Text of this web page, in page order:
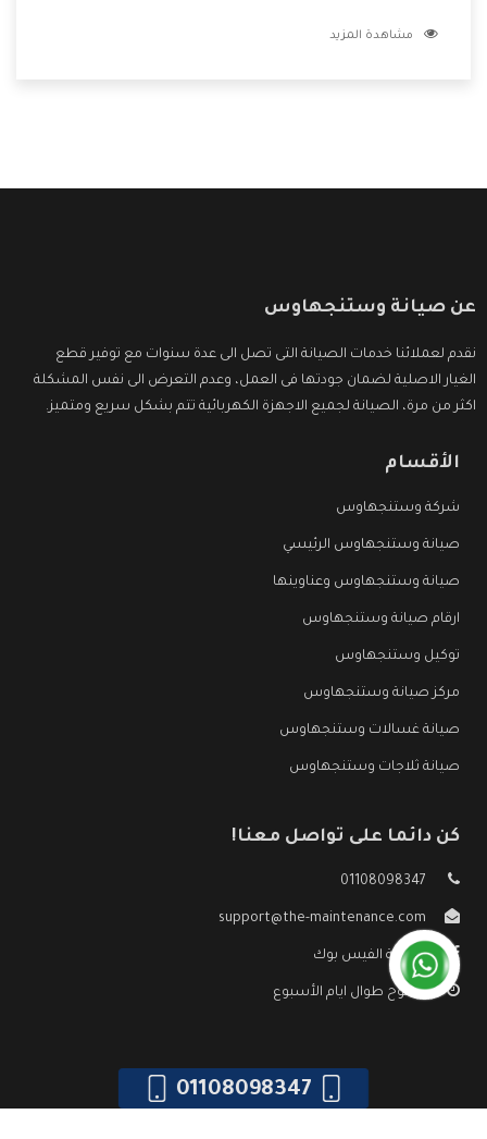
الشركة بها والتى تكون منها خدمة الصيانة التى تكون من أهم
مشاهدة المزيد
عن صيانة وستنجهاوس
نقدم لعملائنا خدمات الصيانة التى تصل الى عدة سنوات مع توفير قطع
الغيار الاصلية لضمان جودتها فى العمل، وعدم التعرض الى نفس المشكلة
اكثر من مرة، الصيانة لجميع الاجهزة الكهربائية تتم بشكل سريع ومتميز.
الأقسام
شركة وستنجهاوس
صيانة وستنجهاوس الرئيسي
صيانة وستنجهاوس وعناوينها
ارقام صيانة وستنجهاوس
توكيل وستنجهاوس
مركز صيانة وستنجهاوس
صيانة غسالات وستنجهاوس
صيانة ثلاجات وستنجهاوس
كن دائما على تواصل معنا!
01108098347
support@the-maintenance.com
صفحة الفيس بوك
مفتوح طوال ايام الأسبوع
01108098347